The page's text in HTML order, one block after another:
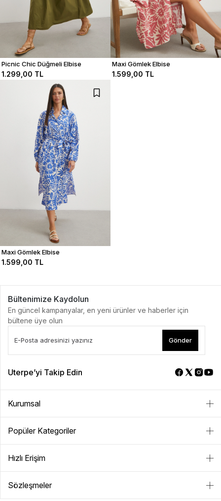
Picnic Chic Düğmeli Elbise
1.299,00 TL
Maxi Gömlek Elbise
1.599,00 TL
Maxi Gömlek Elbise
1.599,00 TL
Bültenimize Kaydolun
En güncel kampanyalar, en yeni ürünler ve haberler için
bültene üye olun
Gönder
Uterpe’yi Takip Edin
Kurumsal
Popüler Kategoriler
Hızlı Erişim
Sözleşmeler